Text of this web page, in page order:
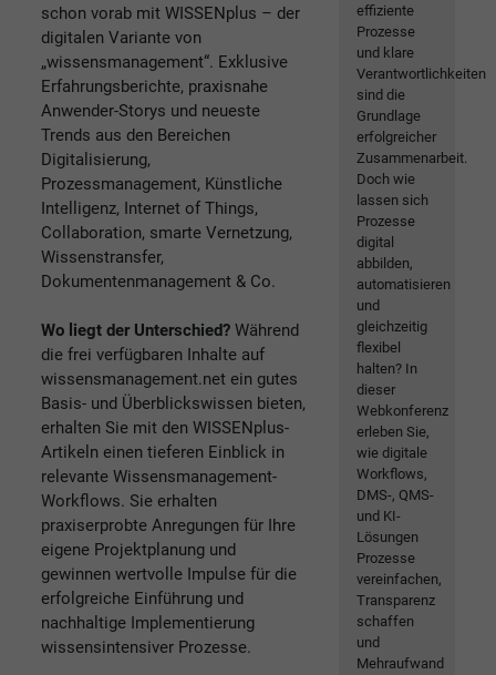
schon vorab mit WISSENplus – der
digitalen Variante von
„wissensmanagement“. Exklusive
Erfahrungsberichte, praxisnahe
Anwender-Storys und neueste
Trends aus den Bereichen
Digitalisierung,
Prozessmanagement, Künstliche
Intelligenz, Internet of Things,
Collaboration, smarte Vernetzung,
Wissenstransfer,
Dokumentenmanagement & Co.
Wo liegt der Unterschied? Während
die frei verfügbaren Inhalte auf
wissensmanagement.net ein gutes
Basis- und Überblickswissen bieten,
erhalten Sie mit den WISSENplus-
Artikeln einen tieferen Einblick in
relevante Wissensmanagement-
Workflows. Sie erhalten
praxiserprobte Anregungen für Ihre
eigene Projektplanung und
gewinnen wertvolle Impulse für die
erfolgreiche Einführung und
nachhaltige Implementierung
wissensintensiver Prozesse.
effiziente
Prozesse
und klare
Verantwortlichkeiten
sind die
Grundlage
erfolgreicher
Zusammenarbeit.
Doch wie
lassen sich
Prozesse
digital
abbilden,
automatisieren
und
gleichzeitig
flexibel
halten? In
dieser
Webkonferenz
erleben Sie,
wie digitale
Workflows,
DMS-, QMS-
und KI-
Lösungen
Prozesse
vereinfachen,
Transparenz
schaffen
und
Mehraufwand